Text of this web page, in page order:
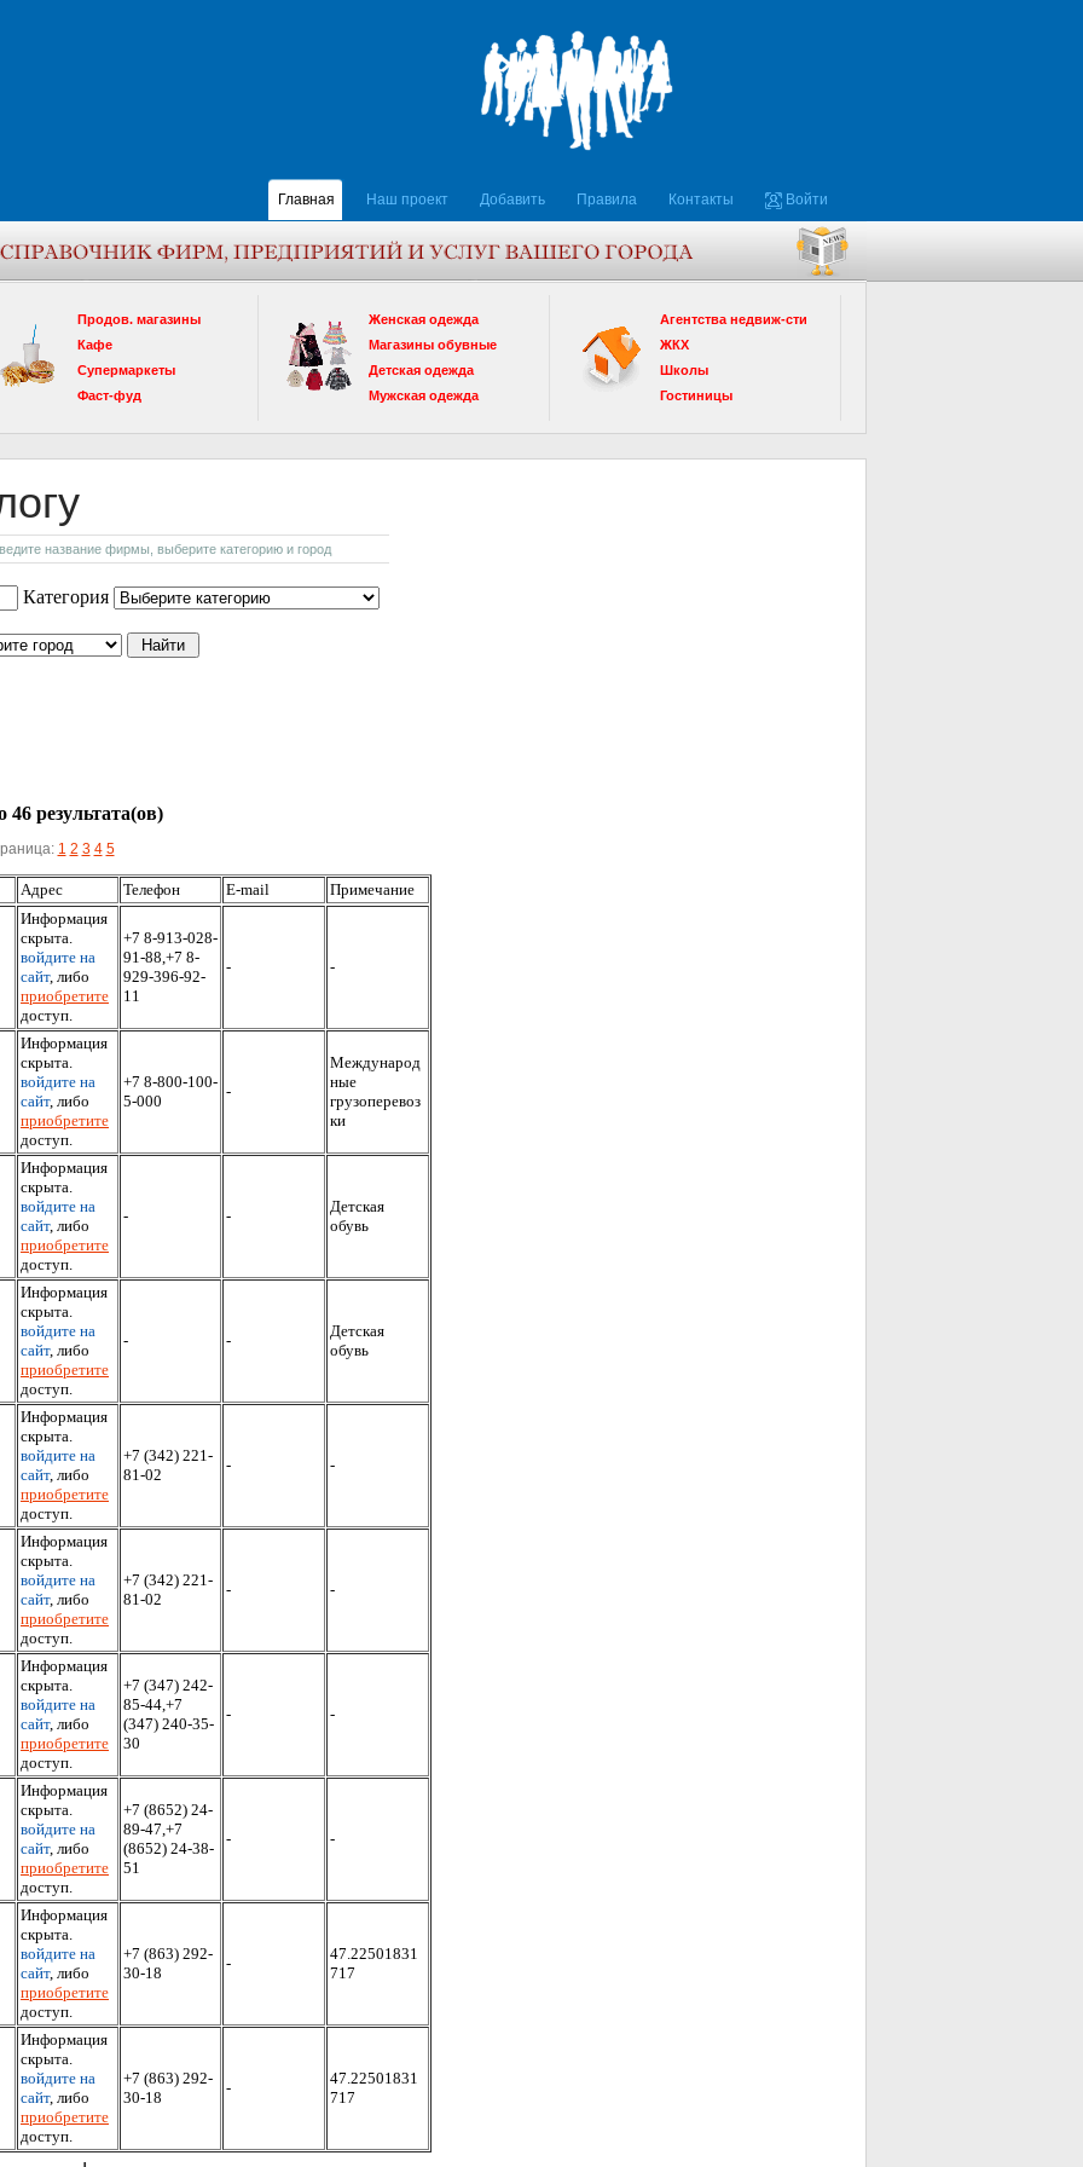
Главная Наш проект Добавить Правила Контакты Войти
Продов. магазины
Кафе
Супермаркеты
Фаст-фуд
Женская одежда
Магазины обувные
Детская одежда
Мужская одежда
Агентства недвиж-сти
ЖКХ
Школы
Гостиницы
название фирмы, выберите категорию и город
Категория
46 результата(ов)
1 2 3 4 5
Адрес Телефон E-mail Примечание
Информация
скрыта.
войдите на
сайт, либо
приобретите
доступ.
+7 8-913-028-
91-88,+7 8-
929-396-92-
11
- -
Информация
скрыта.
войдите на
сайт, либо
приобретите
доступ.
+7 8-800-100-
5-000
-
Международ
ные
грузоперевоз
ки
Информация
скрыта.
войдите на
сайт, либо
приобретите
доступ.
- -
Детская
обувь
Информация
скрыта.
войдите на
сайт, либо
приобретите
доступ.
- -
Детская
обувь
Информация
скрыта.
войдите на
сайт, либо
приобретите
доступ.
+7 (342) 221-
81-02
- -
Информация
скрыта.
войдите на
сайт, либо
приобретите
доступ.
+7 (342) 221-
81-02
- -
Информация
скрыта.
войдите на
сайт, либо
приобретите
доступ.
+7 (347) 242-
85-44,+7
(347) 240-35-
30
- -
Информация
скрыта.
войдите на
сайт, либо
приобретите
доступ.
+7 (8652) 24-
89-47,+7
(8652) 24-38-
51
- -
Информация
скрыта.
войдите на
сайт, либо
приобретите
доступ.
+7 (863) 292-
30-18
-
47.22501831
717
Информация
скрыта.
войдите на
сайт, либо
приобретите
доступ.
+7 (863) 292-
30-18
-
47.22501831
717